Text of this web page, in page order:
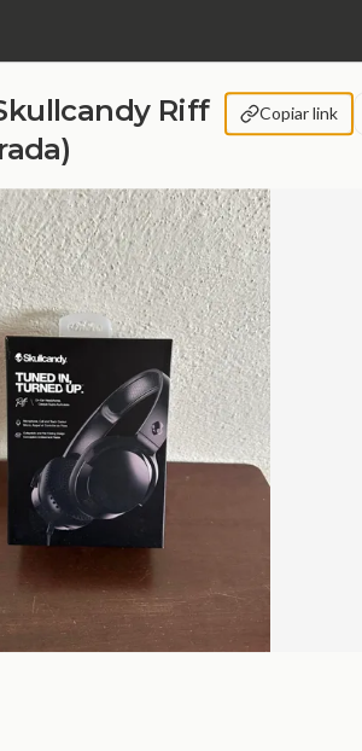
Riff
Copiar link